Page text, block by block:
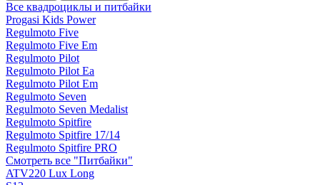
Все квадроциклы и питбайки
Progasi Kids Power
Regulmoto Five
Regulmoto Five Em
Regulmoto Pilot
Regulmoto Pilot Ea
Regulmoto Pilot Em
Regulmoto Seven
Regulmoto Seven Medalist
Regulmoto Spitfire
Regulmoto Spitfire 17/14
Regulmoto Spitfire PRO
Смотреть все "Питбайки"
ATV220 Lux Long